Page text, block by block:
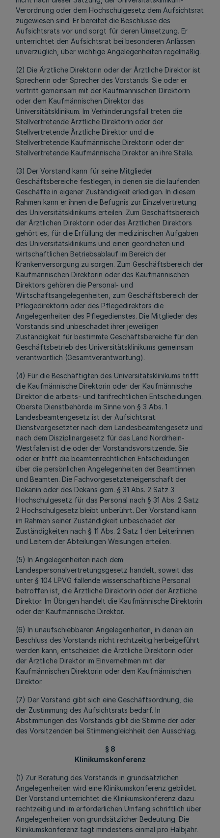
Verordnung oder dem Hochschulgesetz dem Aufsichtsrat
zugewiesen sind. Er bereitet die Beschlüsse des
Aufsichtsrats vor und sorgt für deren Umsetzung. Er
unterrichtet den Aufsichtsrat bei besonderen Anlässen
unverzüglich, über wichtige Angelegenheiten regelmäßig.
(2) Die Ärztliche Direktorin oder der Ärztliche Direktor ist
Sprecherin oder Sprecher des Vorstands. Sie oder er
vertritt gemeinsam mit der Kaufmännischen Direktorin
oder dem Kaufmännischen Direktor das
Universitätsklinikum. Im Verhinderungsfall treten die
Stellvertretende Ärztliche Direktorin oder der
Stellvertretende Ärztliche Direktor und die
Stellvertretende Kaufmännische Direktorin oder der
Stellvertretende Kaufmännische Direktor an ihre Stelle.
(3) Der Vorstand kann für seine Mitglieder
Geschäftsbereiche festlegen, in denen sie die laufenden
Geschäfte in eigener Zuständigkeit erledigen. In diesem
Rahmen kann er ihnen die Befugnis zur Einzelvertretung
des Universitätsklinikums erteilen. Zum Geschäftsbereich
der Ärztlichen Direktorin oder des Ärztlichen Direktors
gehört es, für die Erfüllung der medizinischen Aufgaben
des Universitätsklinikums und einen geordneten und
wirtschaftlichen Betriebsablauf im Bereich der
Krankenversorgung zu sorgen. Zum Geschäftsbereich der
Kaufmännischen Direktorin oder des Kaufmännischen
Direktors gehören die Personal- und
Wirtschaftsangelegenheiten, zum Geschäftsbereich der
Pflegedirektorin oder des Pflegedirektors die
Angelegenheiten des Pflegedienstes. Die Mitglieder des
Vorstands sind unbeschadet ihrer jeweiligen
Zuständigkeit für bestimmte Geschäftsbereiche für den
Geschäftsbetrieb des Universitätsklinikums gemeinsam
verantwortlich (Gesamtverantwortung).
(4) Für die Beschäftigten des Universitätsklinikums trifft
die Kaufmännische Direktorin oder der Kaufmännische
Direktor die arbeits- und tarifrechtlichen Entscheidungen.
Oberste Dienstbehörde im Sinne von § 3 Abs. 1
Landesbeamtengesetz ist der Aufsichtsrat.
Dienstvorgesetzter nach dem Landesbeamtengesetz und
nach dem Disziplinargesetz für das Land Nordrhein-
Westfalen ist die oder der Vorstandsvorsitzende. Sie
oder er trifft die beamtenrechtlichen Entscheidungen
über die persönlichen Angelegenheiten der Beamtinnen
und Beamten. Die Fachvorgesetzteneigenschaft der
Dekanin oder des Dekans gem. § 31 Abs. 2 Satz 3
Hochschulgesetz für das Personal nach § 31 Abs. 2 Satz
2 Hochschulgesetz bleibt unberührt. Der Vorstand kann
im Rahmen seiner Zuständigkeit unbeschadet der
Zuständigkeiten nach § 11 Abs. 2 Satz 1 den Leiterinnen
und Leitern der Abteilungen Weisungen erteilen.
(5) In Angelegenheiten nach dem
Landespersonalvertretungsgesetz handelt, soweit das
unter § 104 LPVG fallende wissenschaftliche Personal
betroffen ist, die Ärztliche Direktorin oder der Ärztliche
Direktor. Im Übrigen handelt die Kaufmännische Direktorin
oder der Kaufmännische Direktor.
(6) In unaufschiebbaren Angelegenheiten, in denen ein
Beschluss des Vorstands nicht rechtzeitig herbeigeführt
werden kann, entscheidet die Ärztliche Direktorin oder
der Ärztliche Direktor im Einvernehmen mit der
Kaufmännischen Direktorin oder dem Kaufmännischen
Direktor.
(7) Der Vorstand gibt sich eine Geschäftsordnung, die
der Zustimmung des Aufsichtsrats bedarf. In
Abstimmungen des Vorstands gibt die Stimme der oder
des Vorsitzenden bei Stimmengleichheit den Ausschlag.
§ 8
Klinikumskonferenz
(1) Zur Beratung des Vorstands in grundsätzlichen
Angelegenheiten wird eine Klinikumskonferenz gebildet.
Der Vorstand unterrichtet die Klinikumskonferenz dazu
rechtzeitig und im erforderlichen Umfang schriftlich über
Angelegenheiten von grundsätzlicher Bedeutung. Die
Klinikumskonferenz tagt mindestens einmal pro Halbjahr.